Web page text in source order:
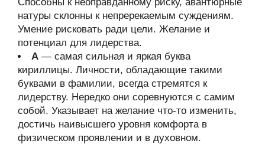
натуры склонны к непререкаемым суждениям.
Умение рисковать ради цели. Желание и
потенциал для лидерства.
А — самая сильная и яркая буква
кириллицы. Личности, обладающие такими
буквами в фамилии, всегда стремятся к
лидерству. Нередко они соревнуются с самим
собой. Указывает на желание что-то изменить,
достичь наивысшего уровня комфорта в
физическом проявлении и в духовном.